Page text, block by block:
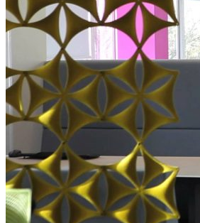
Comment utiliser « Photoshop »